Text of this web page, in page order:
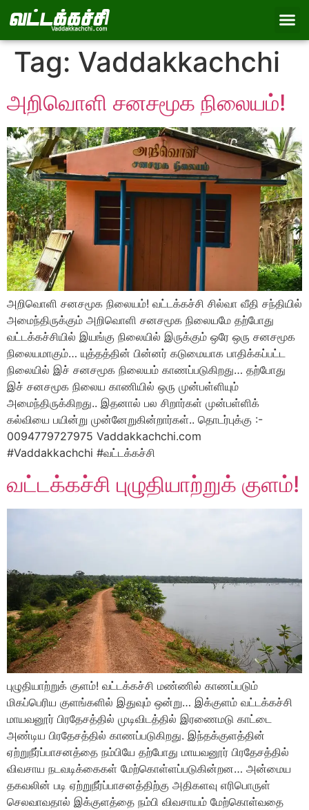
Tag: Vaddakkachchi
அறிவொளி சனசமூக நிலையம்!
அறிவொளி சனசமூக நிலையம்! வட்டக்கச்சி சில்வா வீதி சந்தியில்
அமைந்திருக்கும் அறிவொளி சனசமூக நிலையமே தற்போது
வட்டக்கச்சியில் இயங்கு நிலையில் இருக்கும் ஒரே ஒரு சனசமூக
நிலையமாகும்… யுத்தத்தின் பின்னர் கடுமையாக பாதிக்கப்பட்ட
நிலையில் இச் சனசமூக நிலையம் காணப்படுகிறது… தற்போது
இச் சனசமூக நிலைய காணியில் ஒரு முன்பள்ளியும்
அமைந்திருக்கிறது.. இதனால் பல சிறார்கள் முன்பள்ளிக்
கல்வியை பயின்று முன்னேறுகின்றார்கள்.. தொடர்புக்கு :-
0094779727975 Vaddakkachchi.com
#Vaddakkachchi #வட்டக்கச்சி
வட்டக்கச்சி புழுதியாற்றுக் குளம்!
புழுதியாற்றுக் குளம்! வட்டக்கச்சி மண்ணில் காணப்படும்
மிகப்பெரிய குளங்களில் இதுவும் ஒன்று… இக்குளம் வட்டக்கச்சி
மாயவனூர் பிரதேசத்தில் முடிவிடத்தில் இரணைமடு காட்டை
அண்டிய பிரதேசத்தில் காணப்படுகிறது. இந்தக்குளத்தின்
ஏற்றுநீர்ப்பாசனத்தை நம்பியே தற்போது மாயவனூர் பிரதேசத்தில்
விவசாய நடவடிக்கைகள் மேற்கொள்ளப்படுகின்றன… அன்மைய
தகவலின் படி ஏற்றுநீர்ப்பாசனத்திற்கு அதிகளவு எரிபொருள்
செலவாவதால் இக்குளத்தை நம்பி விவசாயம் மேற்கொள்வதை